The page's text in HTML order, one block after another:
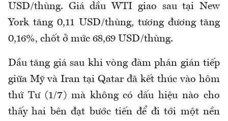
USD/thùng. Giá dầu WTI giao sau tại New
York tăng 0,11 USD/thùng, tương đương tăng
0,16%, chốt ở mức 68,69 USD/thùng.
Dầu tăng giá sau khi vòng đàm phán gián tiếp
giữa Mỹ và Iran tại Qatar đã kết thúc vào hôm
thứ Tư (1/7) mà không có dấu hiệu nào cho
thấy hai bên đạt bước tiến để đi tới một nền